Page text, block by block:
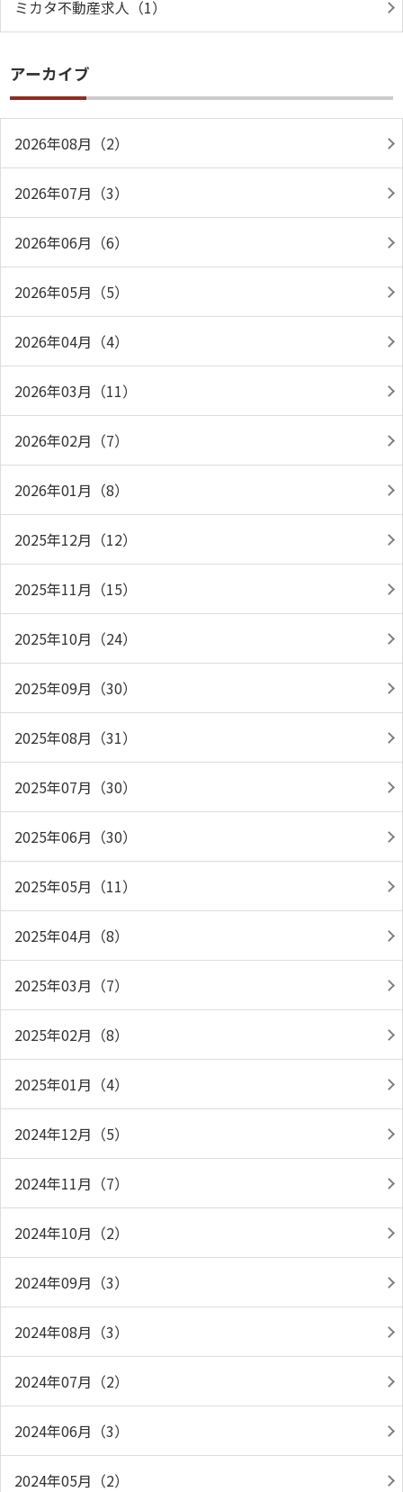
ミカタ不動産求人（1）
アーカイブ
2026年08月（2）
2026年07月（3）
2026年06月（6）
2026年05月（5）
2026年04月（4）
2026年03月（11）
2026年02月（7）
2026年01月（8）
2025年12月（12）
2025年11月（15）
2025年10月（24）
2025年09月（30）
2025年08月（31）
2025年07月（30）
2025年06月（30）
2025年05月（11）
2025年04月（8）
2025年03月（7）
2025年02月（8）
2025年01月（4）
2024年12月（5）
2024年11月（7）
2024年10月（2）
2024年09月（3）
2024年08月（3）
2024年07月（2）
2024年06月（3）
2024年05月（2）